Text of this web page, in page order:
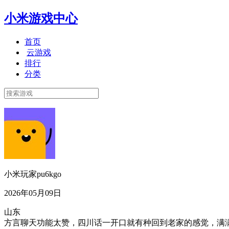
小米游戏中心
首页
云游戏
排行
分类
小米玩家pu6kgo
2026年05月09日
山东
方言聊天功能太赞，四川话一开口就有种回到老家的感觉，满